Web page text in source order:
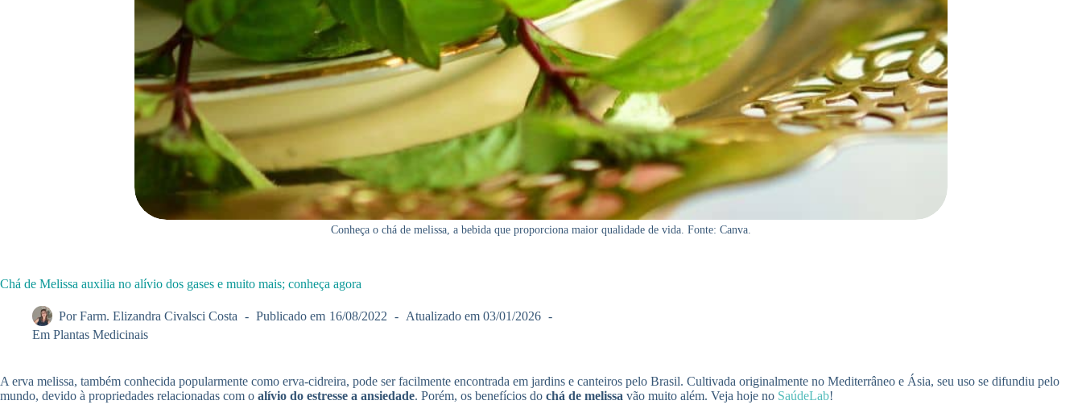
Conheça o chá de melissa, a bebida que proporciona maior qualidade de vida. Fonte: Canva.
Chá de Melissa auxilia no alívio dos gases e muito mais; conheça agora
Por Farm. Elizandra Civalsci Costa Publicado em 16/08/2022 Atualizado em 03/01/2026
Em Plantas Medicinais
A erva melissa, também conhecida popularmente como erva-cidreira, pode ser facilmente encontrada em jardins e canteiros pelo Brasil. Cultivada originalmente no Mediterrâneo e Ásia, seu uso se difundiu pelo
mundo, devido à propriedades relacionadas com o alívio do estresse a ansiedade. Porém, os benefícios do chá de melissa vão muito além. Veja hoje no SaúdeLab!